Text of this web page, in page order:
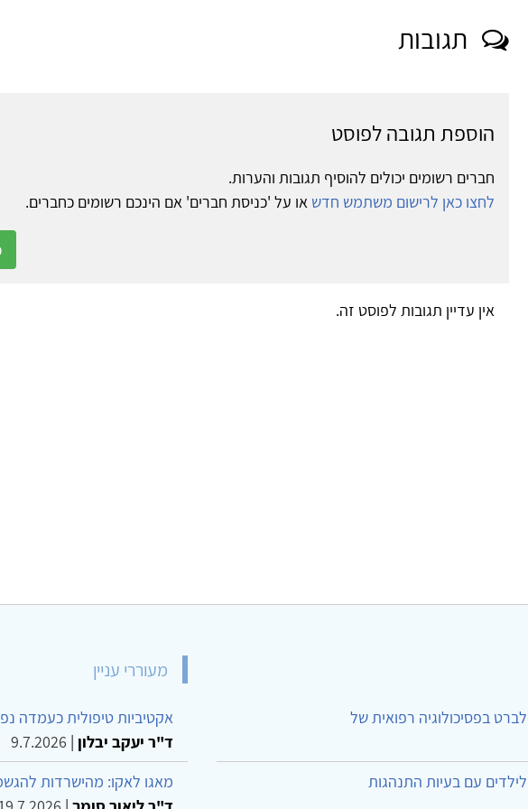
תגובות
הוספת תגובה לפוסט
חברים רשומים יכולים להוסיף תגובות והערות.
לחצו כאן לרישום משתמש חדש או על 'כניסת חברים' אם הינכם רשומים כחברים.
אין עדיין תגובות לפוסט זה.
בפסיכולוגיה רפואית של
עם בעיות התנהגות
מעוררי עניין
אקטיביות טיפולית כעמדה
ד"ר יעקב יבלון |
9.7.2026
מאגו לאקו: מהישרדות